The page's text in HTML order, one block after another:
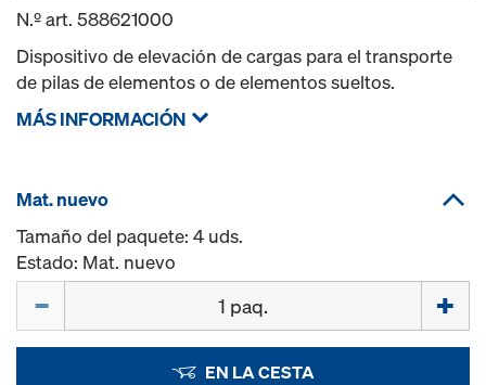
N.º art. 588621000
Dispositivo de elevación de cargas para el transporte
de pilas de elementos o de elementos sueltos.
MÁS INFORMACIÓN
Mat. nuevo
Tamaño del paquete: 4 uds.
Estado: Mat. nuevo
EN LA CESTA